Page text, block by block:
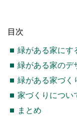
目次
緑がある家にす
緑がある家のデ
緑がある家づく
家づくりについ
まとめ